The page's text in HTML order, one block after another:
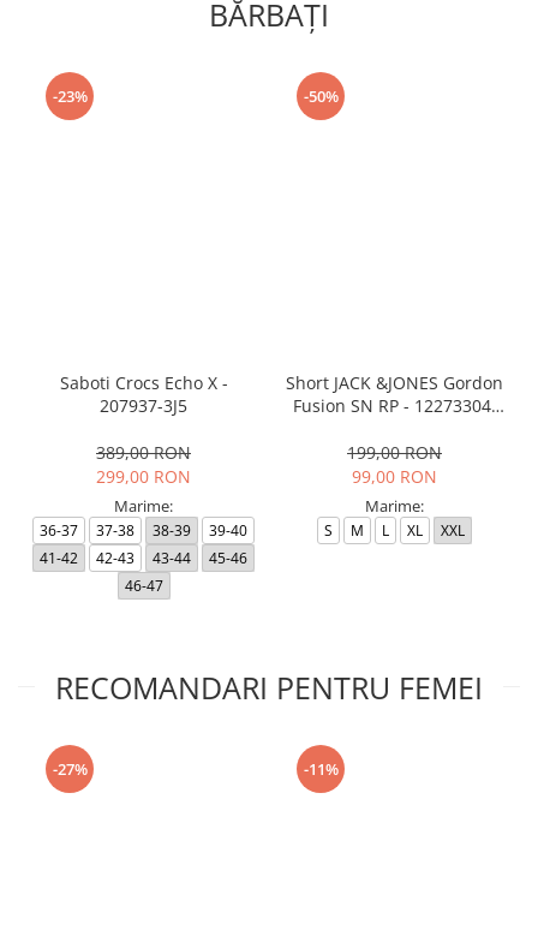
BĂRBAŢI
-23%
Saboti Crocs Echo X -
207937-3J5
389,00 RON
299,00 RON
Marime:
36-37 37-38 38-39
39-40
41-42
42-43 43-44
45-46
46-47
-50%
Short JACK &JONES Gordon
Fusion SN RP - 12273304-
199,00 RON
99,00 RON
Marime:
S M L XL XXL
RECOMANDARI PENTRU FEMEI
-27% -11%